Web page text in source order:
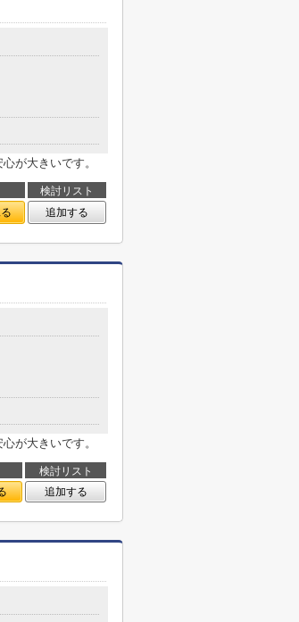
が大きいです。
検討リスト
追加する
が大きいです。
検討リスト
追加する